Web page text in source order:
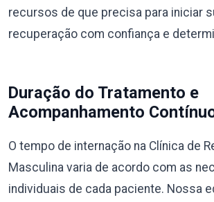
recursos de que precisa para iniciar
recuperação com confiança e
Duração do Tratamento e
Acompanhamento
O tempo de internação na Clínica de
Masculina varia de acordo com as
individuais de cada paciente. Nossa